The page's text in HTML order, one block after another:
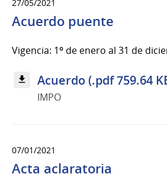
27/05/2021
Acuerdo puente
Vigencia: 1º de enero al 31 de
Acuerdo (.pdf 759.64
IMPO
07/01/2021
Acta aclaratoria